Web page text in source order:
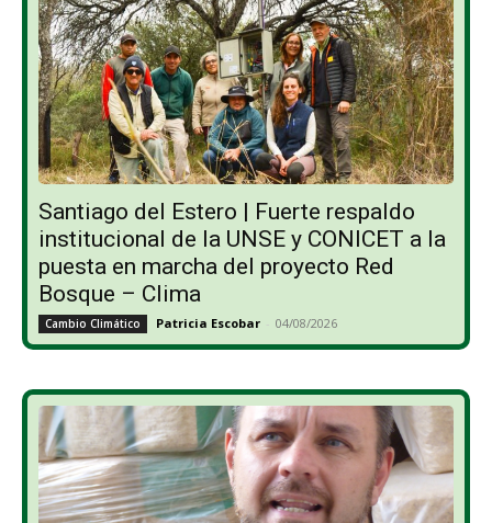
Santiago del Estero | Fuerte respaldo
institucional de la UNSE y CONICET a la
puesta en marcha del proyecto Red
Bosque – Clima
Cambio Climático Patricia Escobar - 04/08/2026